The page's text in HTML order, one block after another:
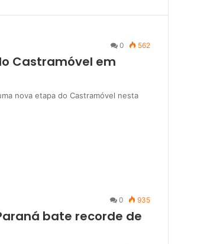
0 562
Castramóvel em
nova etapa do Castramóvel nesta
0 935
bate recorde de